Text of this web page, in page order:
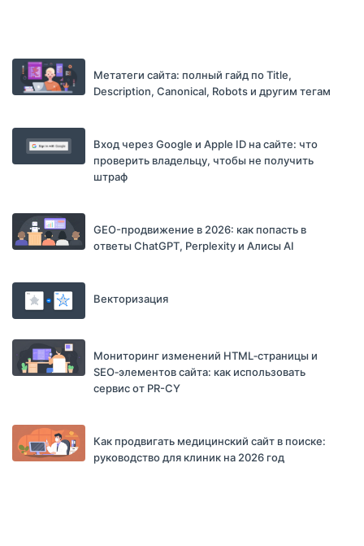
Метатеги сайта: полный гайд по Title,
Description, Canonical, Robots и другим тегам
Вход через Google и Apple ID на сайте: что
проверить владельцу, чтобы не получить
штраф
GEO-продвижение в 2026: как попасть в
ответы ChatGPT, Perplexity и Алисы AI
Векторизация
Мониторинг изменений HTML‑страницы и
SEO‑элементов сайта: как использовать
сервис от PR-CY
Как продвигать медицинский сайт в поиске:
руководство для клиник на 2026 год